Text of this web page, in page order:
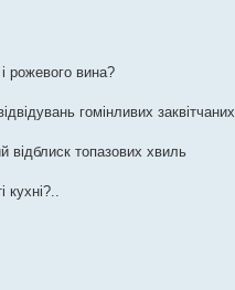
рожевого вина?
гомінливих заквітчаних
відблиск топазових хвиль